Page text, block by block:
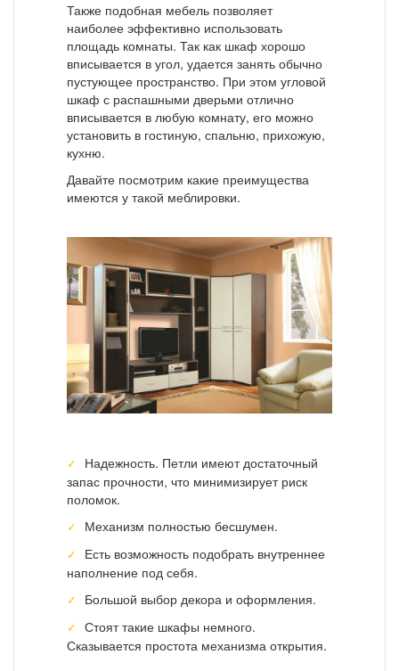
Также подобная мебель позволяет
наиболее эффективно использовать
площадь комнаты. Так как шкаф хорошо
вписывается в угол, удается занять обычно
пустующее пространство. При этом угловой
шкаф с распашными дверьми отлично
вписывается в любую комнату, его можно
установить в гостиную, спальню, прихожую,
кухню.
Давайте посмотрим какие преимущества
имеются у такой меблировки.
Надежность. Петли имеют достаточный
запас прочности, что минимизирует риск
поломок.
Механизм полностью бесшумен.
Есть возможность подобрать внутреннее
наполнение под себя.
Большой выбор декора и оформления.
Стоят такие шкафы немного.
Сказывается простота механизма открытия.